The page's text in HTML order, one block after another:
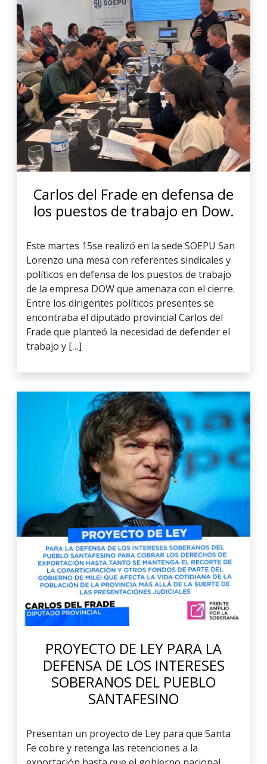
Carlos del Frade en defensa de
los puestos de trabajo en Dow.
Este martes 15se realizó en la sede SOEPU San
Lorenzo una mesa con referentes sindicales y
políticos en defensa de los puestos de trabajo
de la empresa DOW que amenaza con el cierre.
Entre los dirigentes políticos presentes se
encontraba el diputado provincial Carlos del
Frade que planteó la necesidad de defender el
trabajo y […]
PROYECTO DE LEY PARA LA
DEFENSA DE LOS INTERESES
SOBERANOS DEL PUEBLO
SANTAFESINO
Presentan un proyecto de Ley para que Santa
Fe cobre y retenga las retenciones a la